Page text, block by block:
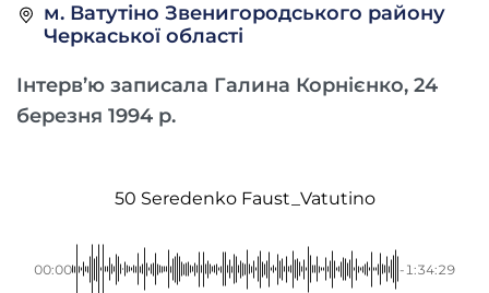
м. Ватутіно Звенигородського району
Черкаської області
Інтерв’ю записала Галина Корнієнко, 24
березня 1994 р.
50 Seredenko Faust_Vatutino
00:00 -1:34:29